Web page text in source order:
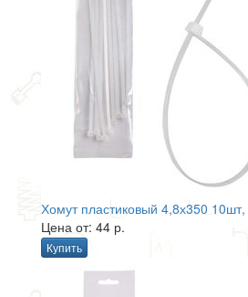
Хомут пластиковый 4,8х350
Цена от: 44 р.
Купить